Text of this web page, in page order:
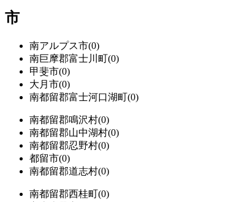
市
南アルプス市(0)
南巨摩郡富士川町(0)
甲斐市(0)
大月市(0)
南都留郡富士河口湖町(0)
南都留郡鳴沢村(0)
南都留郡山中湖村(0)
南都留郡忍野村(0)
都留市(0)
南都留郡道志村(0)
南都留郡西桂町(0)